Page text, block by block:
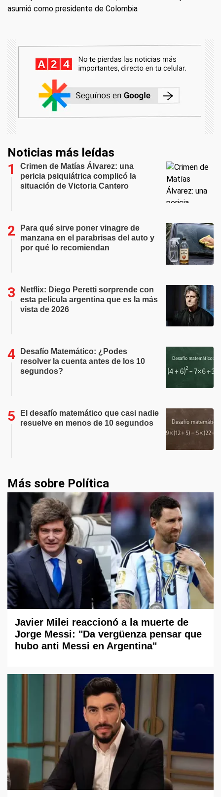
asumió como presidente de Colombia
Noticias más leídas
Crimen de Matías Álvarez: una
pericia psiquiátrica complicó la
situación de Victoria Cantero
Para qué sirve poner vinagre de
manzana en el parabrisas del auto y
por qué lo recomiendan
Netflix: Diego Peretti sorprende con
esta película argentina que es la más
vista de 2026
Desafío Matemático: ¿Podes
resolver la cuenta antes de los 10
segundos?
El desafío matemático que casi nadie
resuelve en menos de 10 segundos
Más sobre Política
Javier Milei reaccionó a la muerte de
Jorge Messi: "Da vergüenza pensar que
hubo anti Messi en Argentina"